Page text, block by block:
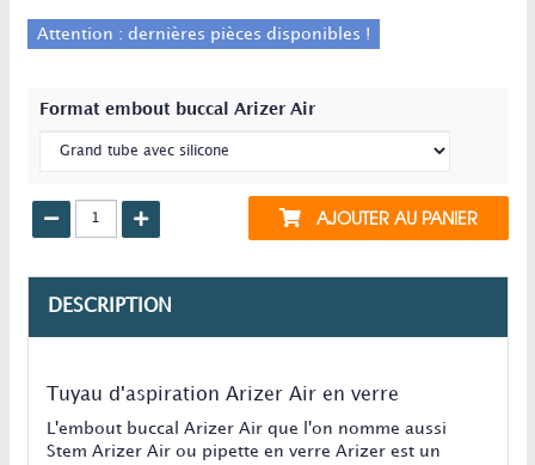
Attention : dernières pièces disponibles !
Format embout buccal Arizer Air
AJOUTER AU PANIER
DESCRIPTION
Tuyau d'aspiration Arizer Air en verre
L'embout buccal Arizer Air que l'on nomme aussi
Stem Arizer Air ou pipette en verre Arizer est un